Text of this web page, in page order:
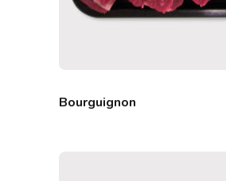
Bourguignon